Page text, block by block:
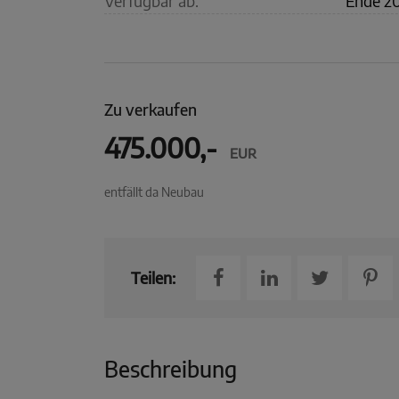
Zu verkaufen
475.000,- EUR
entfällt da Neubau
Teilen:
Beschreibung